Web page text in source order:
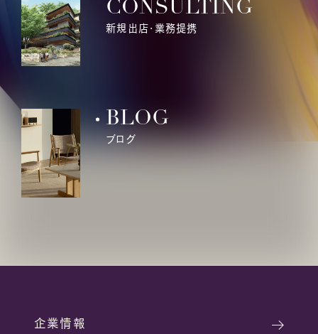
CONSULTING
新規出店・業務提携
BLOG
ブログ
企業情報